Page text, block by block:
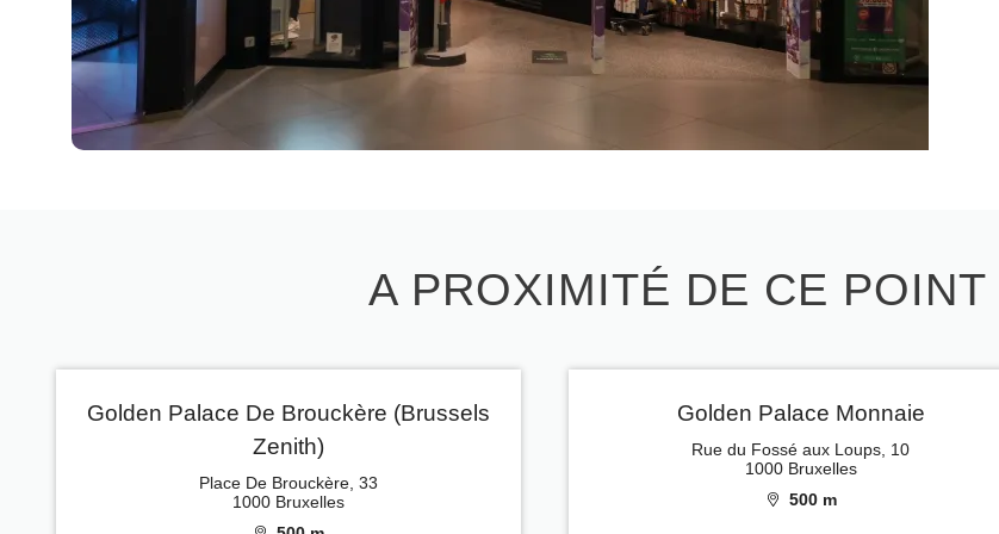
A PROXIMITÉ DE CE POINT
Golden Palace De Brouckère (Brussels
Zenith)
Place De Brouckère, 33
1000 Bruxelles
Golden Palace Monnaie
Rue du Fossé aux Loups, 10
1000 Bruxelles
500 m